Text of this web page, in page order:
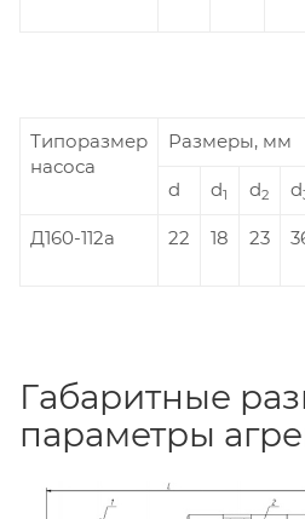
Типоразмер
насоса
Размеры, мм
d d1 d2 d
Д160-112а 22 18 23
Габаритные
параметры